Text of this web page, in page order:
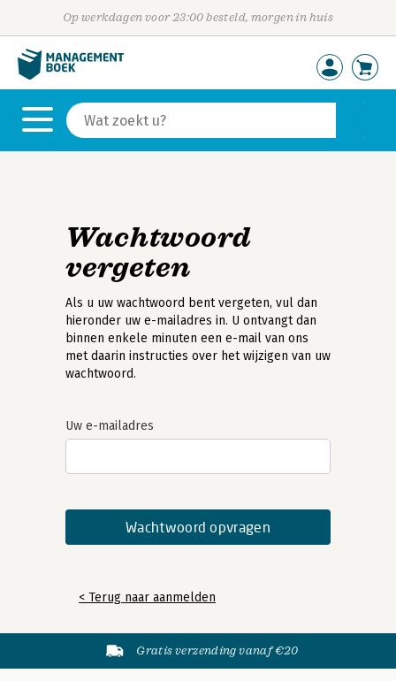
Op werkdagen voor 23:00 besteld, morgen in huis
Wachtwoord
vergeten
Als u uw wachtwoord bent vergeten, vul dan
hieronder uw e-mailadres in. U ontvangt dan
binnen enkele minuten een e-mail van ons
met daarin instructies over het wijzigen van uw
wachtwoord.
Uw e-mailadres
< Terug naar aanmelden
Gratis verzending vanaf €20